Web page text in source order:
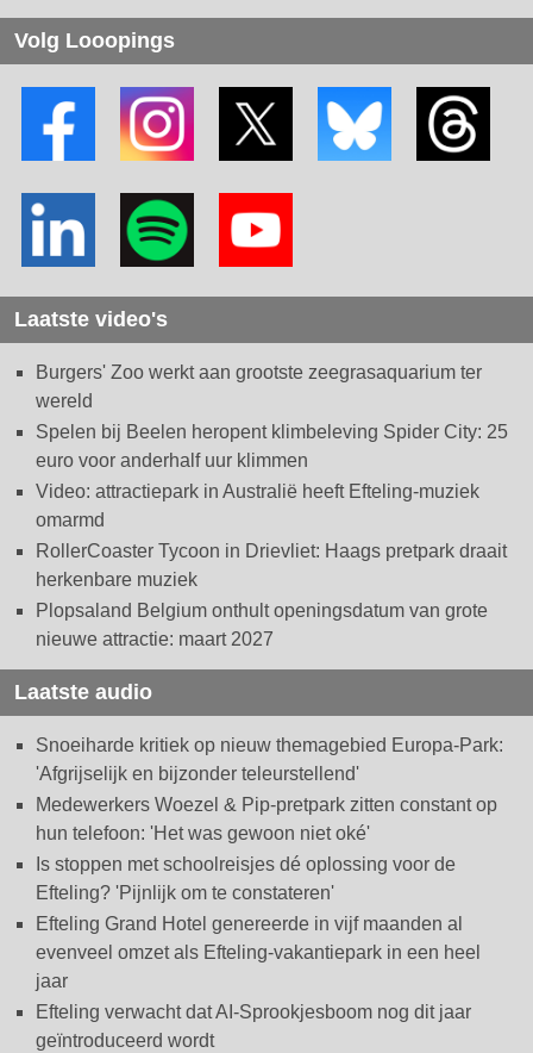
Volg Looopings
Laatste video's
Burgers' Zoo werkt aan grootste zeegrasaquarium ter
wereld
Spelen bij Beelen heropent klimbeleving Spider City: 25
euro voor anderhalf uur klimmen
Video: attractiepark in Australië heeft Efteling-muziek
omarmd
RollerCoaster Tycoon in Drievliet: Haags pretpark draait
herkenbare muziek
Plopsaland Belgium onthult openingsdatum van grote
nieuwe attractie: maart 2027
Laatste audio
Snoeiharde kritiek op nieuw themagebied Europa-Park:
'Afgrijselijk en bijzonder teleurstellend'
Medewerkers Woezel & Pip-pretpark zitten constant op
hun telefoon: 'Het was gewoon niet oké'
Is stoppen met schoolreisjes dé oplossing voor de
Efteling? 'Pijnlijk om te constateren'
Efteling Grand Hotel genereerde in vijf maanden al
evenveel omzet als Efteling-vakantiepark in een heel
jaar
Efteling verwacht dat AI-Sprookjesboom nog dit jaar
geïntroduceerd wordt